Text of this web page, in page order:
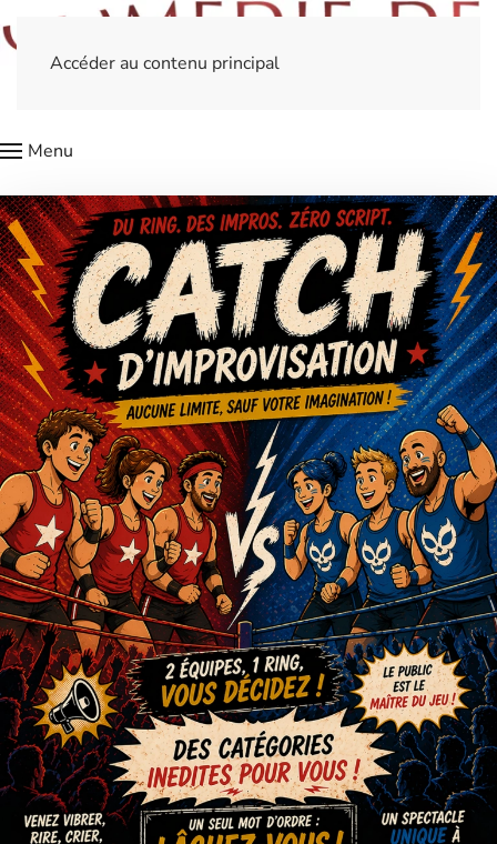
Accéder au contenu principal
Menu